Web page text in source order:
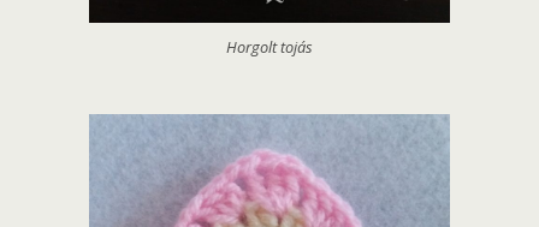
Horgolt tojás